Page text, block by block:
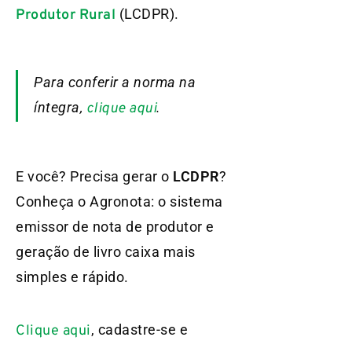
Produtor Rural (LCDPR).
Para conferir a norma na
íntegra, clique aqui.
E você? Precisa gerar o LCDPR?
Conheça o Agronota: o sistema
emissor de nota de produtor e
geração de livro caixa mais
simples e rápido.
Clique aqui, cadastre-se e